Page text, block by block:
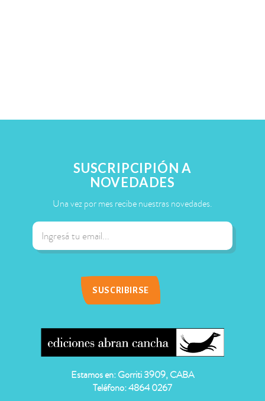
SUSCRIPCIPIÓN A
NOVEDADES
Una vez por mes recibe nuestras novedades.
Estamos en: Gorriti 3909, CABA
Teléfono: 4864 0267